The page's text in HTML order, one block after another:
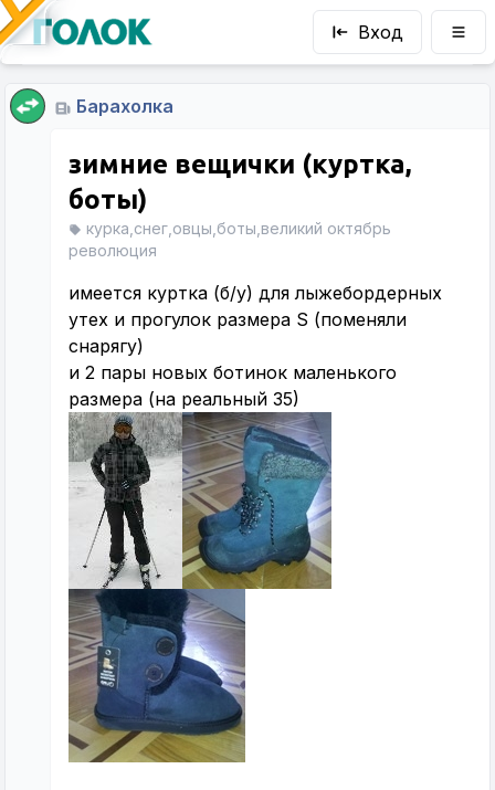
Вход
Барахолка
зимние вещички (куртка,
боты)
курка,снег,овцы,боты,великий октябрь
революция
имеется куртка (б/у) для лыжебордерных
утех и прогулок размера S (поменяли
снарягу)
и 2 пары новых ботинок маленького
размера (на реальный 35)